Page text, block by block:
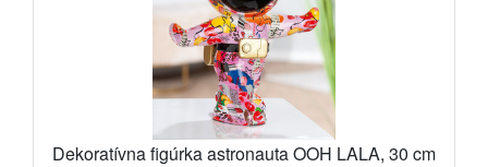
Dekoratívna figúrka astronauta OOH LALA, 30 cm